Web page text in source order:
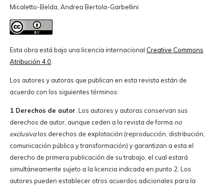
Micaletto-Belda, Andrea Bertola-Garbellini
Esta obra está bajo una licencia internacional Creative Commons
Atribución 4.0.
Los autores y autoras que publican en esta revista están de
acuerdo con los siguientes términos:
1 Derechos de autor. Los autores y autoras conservan sus
derechos de autor, aunque ceden a la revista de forma no
exclusivalos derechos de explotación (reproducción, distribución,
comunicación pública y transformación) y garantizan a esta el
derecho de primera publicación de su trabajo, el cual estará
simultáneamente sujeto a la licencia indicada en punto 2. Los
autores pueden establecer otros acuerdos adicionales para la